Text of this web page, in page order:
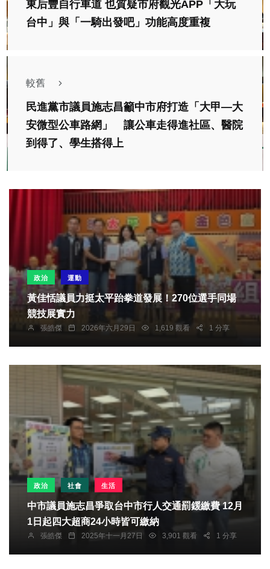
東后豐自行車道 也質疑市府觀光APP「大玩
台中」與「一騎出發吧」功能高度重複
較舊
民進黨市議員施志昌籲中市府打造「大甲—大
安微型公車路網」 讓公車走得進社區、醫院
到得了、學生搭得上
政治 運動
黃佳恬議員力挺太平跆拳道發展！270位選手同場
競技展實力
張皓傑 2026年六月29日 1,619 觀看 1 分享
政治 社會 生活
中市議員施志昌爭取台中市行人交通罰鍰繳費 12月
1日起四大超商24小時皆可繳納
張皓傑 2025年十一月27日 3,901 觀看 1 分享